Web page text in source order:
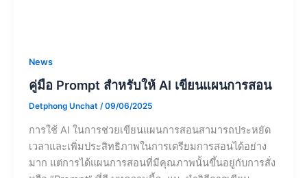
ตัวอย่าง Prompt สำหรับครู สำหรับการเขียน
แผนการสอน
Detphong Unchat
เผชิญ แต่การสร้างแผนการสอนที่มีคุณภาพใช้เวลามาก
และต้องการความคิดสร้างสรรค์อย่างต่อเนื่อง หลายครูยัง
ประสบปัญหาการจัดรูปแบบ การเลือกกิจกรรมที่เหมาะสม